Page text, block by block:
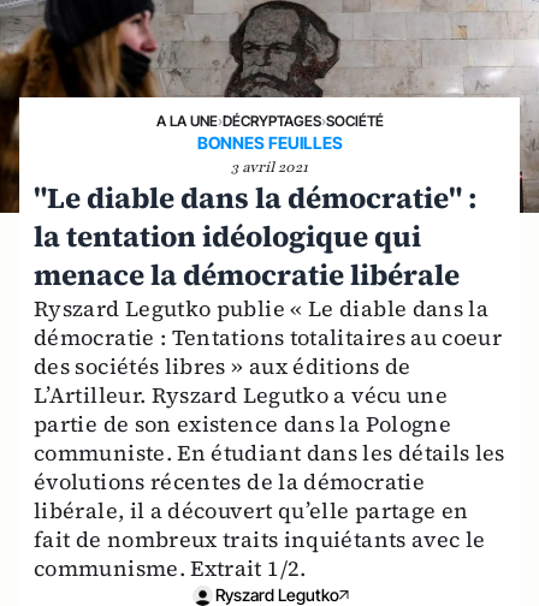
A LA UNE›DÉCRYPTAGES›SOCIÉTÉ
BONNES FEUILLES
3 avril 2021
"Le diable dans la démocratie" :
la tentation idéologique qui
menace la démocratie libérale
Ryszard Legutko publie « Le diable dans la
démocratie : Tentations totalitaires au coeur
des sociétés libres » aux éditions de
L’Artilleur. Ryszard Legutko a vécu une
partie de son existence dans la Pologne
communiste. En étudiant dans les détails les
évolutions récentes de la démocratie
libérale, il a découvert qu’elle partage en
fait de nombreux traits inquiétants avec le
communisme. Extrait 1/2.
Ryszard Legutko